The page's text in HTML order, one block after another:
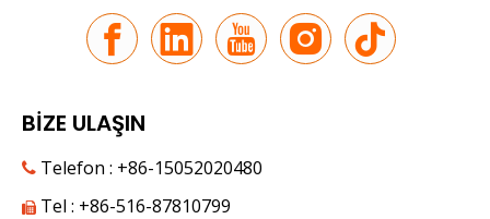
BİZE ULAŞIN
 Telefon : +86-15052020480
 Tel : +86-516-87810799